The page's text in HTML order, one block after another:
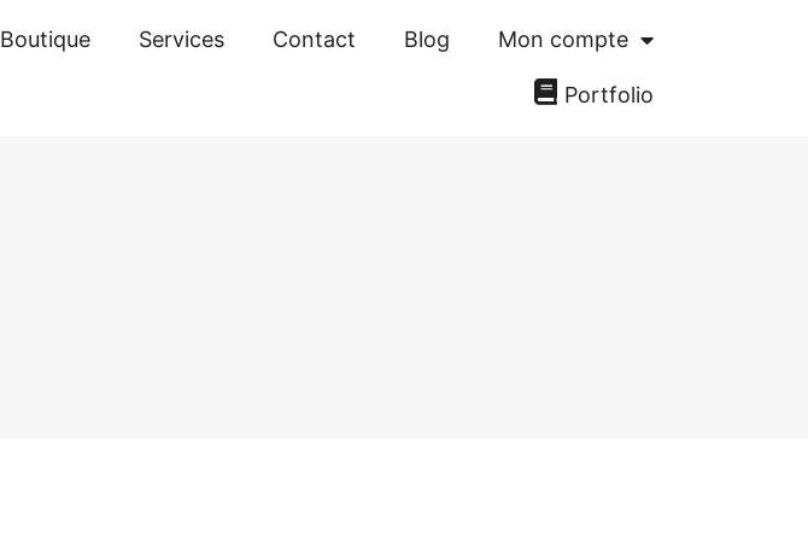
Boutique Services Contact Blog Mon compte
Portfolio